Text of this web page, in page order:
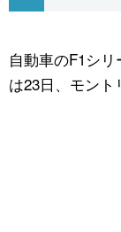
社会
旅と暮らし
科学・技術
暮らし
自動車のF1シリ
は23日、モン